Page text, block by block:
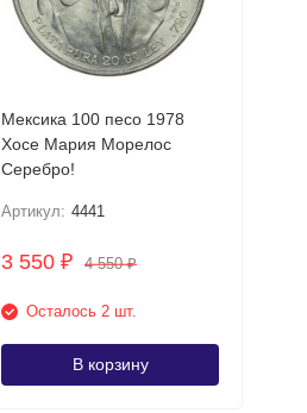
Мексика 100 песо 1978
Хосе Мария Морелос
Серебро!
Артикул: 4441
3 550₽ 4 550₽
Осталось 2 шт.
В корзину